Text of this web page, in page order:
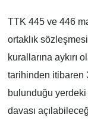
TTK 445 ve 446
ortaklık
kurallarına aykırı
tarihinden itibaren
bulunduğu
davası